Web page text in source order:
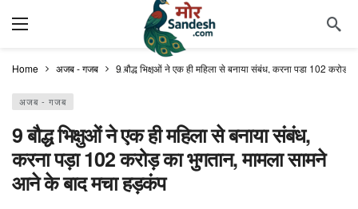
Home अजब - गजब 9 बौद्ध भिक्षुओं ने एक ही महिला से बनाया संबंध, करना पड़ा 102
अजब - गजब
9 बौद्ध भिक्षुओं ने एक ही महिला से बनाया संबंध,
करना पड़ा 102 करोड़ का भुगतान, मामला सामने
आने के बाद मचा हड़कंप